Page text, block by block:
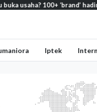
‘brand’ hadir di IBOS
Iptek